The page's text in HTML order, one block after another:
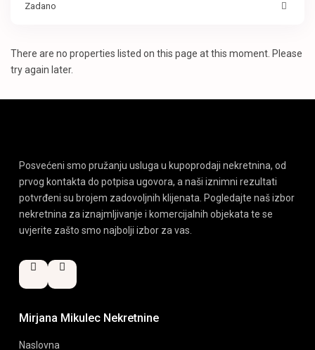
Zadano
There are no properties listed on this page at this moment. Please
try again later.
Posvećeni smo pružanju usluga u kupoprodaji nekretnina, od
prvog kontakta do potpisa ugovora, a naši iznimni rezultati
potvrđeni su brojem zadovoljnih klijenata. Pogledajte naš izbor
nekretnina za iznajmljivanje i komercijalnih objekata te se
uvjerite zašto smo najbolji izbor za vas.
Mirjana Mikulec Nekretnine
Naslovna